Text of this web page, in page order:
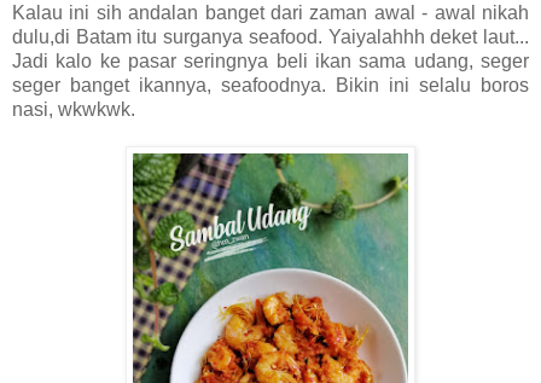
Kalau ini sih andalan banget dari zaman awal - awal nikah
dulu,di Batam itu surganya seafood. Yaiyalahhh deket laut...
Jadi kalo ke pasar seringnya beli ikan sama udang, seger
seger banget ikannya, seafoodnya. Bikin ini selalu boros
nasi, wkwkwk.